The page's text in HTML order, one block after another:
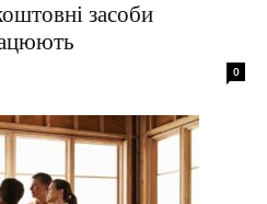
засоби
0